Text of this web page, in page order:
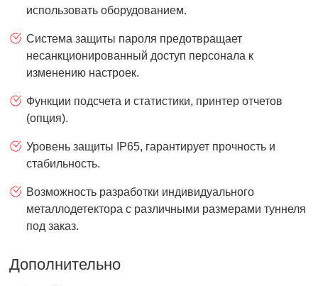
использовать оборудованием.
Система защиты пароля предотвращает
несанкционированный доступ персонала к
изменению настроек.
Функции подсчета и статистики, принтер отчетов
(опция).
Уровень защиты IP65, гарантирует прочность и
стабильность.
Возможность разработки индивидуального
металлодетектора с различными размерами туннеля
под заказ.
Дополнительно